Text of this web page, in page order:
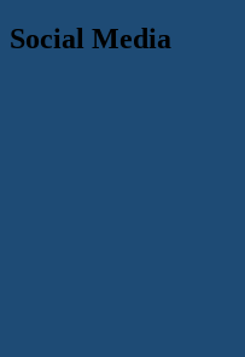
Social Media